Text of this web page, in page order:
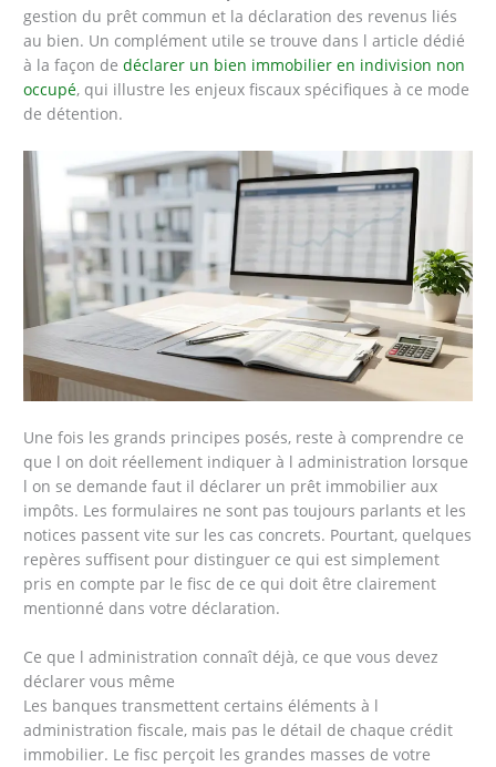
gestion du prêt commun et la déclaration des revenus liés
au bien. Un complément utile se trouve dans l article dédié
à la façon dedéclarer un bien immobilier en indivision non
occupé, qui illustre les enjeux fiscaux spécifiques à ce mode
de détention.
Une fois les grands principes posés, reste à comprendre ce
que l on doit réellement indiquer à l administration lorsque
l on se demande faut il déclarer un prêt immobilier aux
impôts. Les formulaires ne sont pas toujours parlants et les
notices passent vite sur les cas concrets. Pourtant, quelques
repères suffisent pour distinguer ce qui est simplement
pris en compte par le fisc de ce qui doit être clairement
mentionné dans votre déclaration.
Ce que l administration connaît déjà, ce que vous devez
déclarer vous même
Les banques transmettent certains éléments à l
administration fiscale, mais pas le détail de chaque crédit
immobilier. Le fisc perçoit les grandes masses de votre